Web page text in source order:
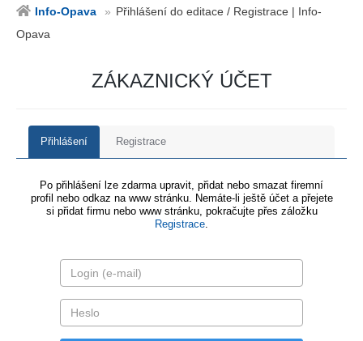
Info-Opava
Přihlášení do editace / Registrace | Info-
Opava
ZÁKAZNICKÝ ÚČET
Přihlášení Registrace
Po přihlášení lze zdarma upravit, přidat nebo smazat firemní
profil nebo odkaz na www stránku. Nemáte-li ještě účet a přejete
si přidat firmu nebo www stránku, pokračujte přes záložku
Registrace.